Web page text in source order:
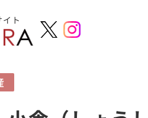
ト